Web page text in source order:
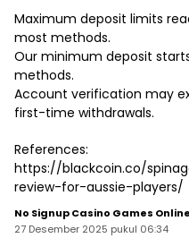
Maximum deposit limits
most methods.
Our minimum deposit
methods.
Account verification may
first-time withdrawals.
References:
https://blackcoin.co/
review-for-aussie-players/
No Signup Casino Games Online
27 Desember 2025 pukul 06:34